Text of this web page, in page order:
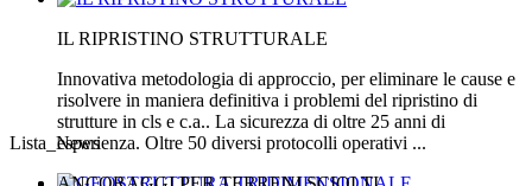
IL RIPRISTINO STRUTTURALE
Innovativa metodologia di approccio, per eliminare le cause e
risolvere in maniera definitiva i problemi del ripristino di
strutture in cls e c.a.. La sicurezza di oltre 25 anni di
esperienza. Oltre 50 diversi protocolli operativi ...
Lista_News